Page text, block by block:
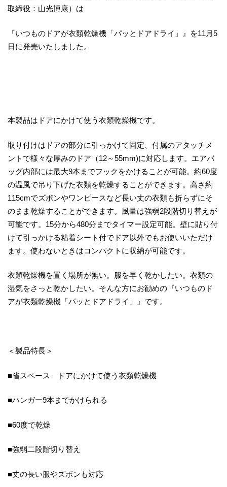
取締役：山光博康）は
『いつものドアが衣類乾燥機「パッとドアドライ」』を11月5
日に発売いたしました。
本製品はドアにかけて使う衣類乾燥機です。
取り付けはドアの部分に引っかけて固定、付属のアタッチメ
ントで様々な厚みのドア（12～55mm)に対応します。エアバ
ッグ内部には最大9本までフックをかけることが可能。約60度
の温風で吊り下げた衣類を乾燥することができます。高さ約
115cmでズボンやワンピースなど長い丈の衣類も折らずにそ
のまま乾燥することができます。風量は強弱2段階切り替えが
可能です。15分から480分までタイマー設定可能。壁に貼り付
けて引っかける粘着シート付でドア以外でもお使いいただけ
ます。使わないときはコンパクトに収納が可能です。
衣類乾燥機を置く場所が無い。服を早く乾かしたい。衣類の
湿気をさっと乾かしたい。そんな方にお勧めの『いつものド
アが衣類乾燥機「パッとドアドライ」』です。
＜製品特長＞
■省スペース ドアにかけて使う衣類乾燥機
■ハンガー9本までかけられる
■60度で乾燥
■強弱二段階切り替え
■丈の長い服やズボンも対応